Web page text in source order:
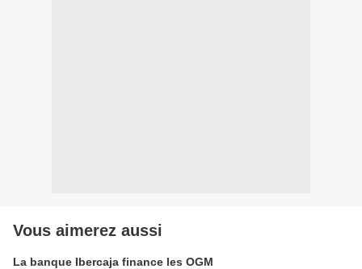
Vous aimerez aussi
La banque Ibercaja finance les OGM